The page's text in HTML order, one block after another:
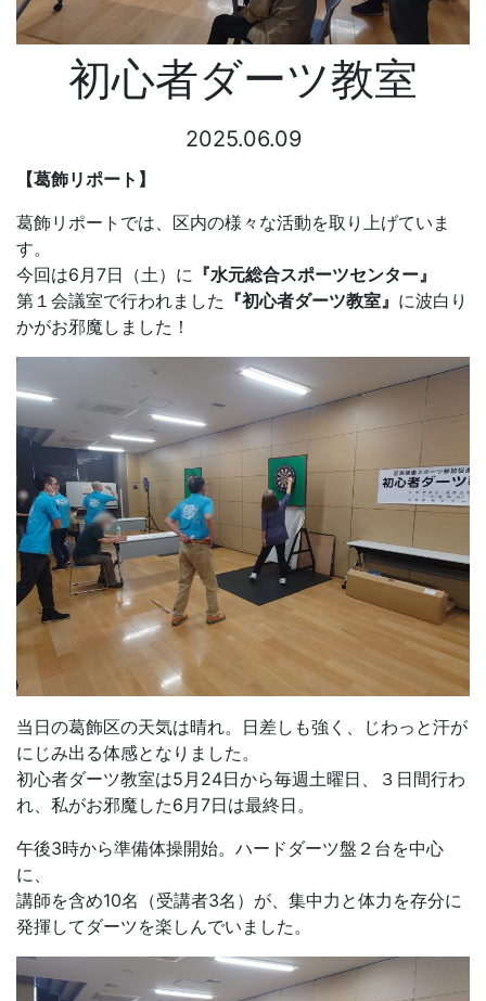
初心者ダーツ教室
2025.06.09
【葛飾リポート】
葛飾リポートでは、区内の様々な活動を取り上げていま
す。
今回は6月7日（土）に 『水元総合スポーツセンター』
第１会議室で行われました 『初心者ダーツ教室』 に波白り
かがお邪魔しました！
当日の葛飾区の天気は晴れ。日差しも強く、じわっと汗が
にじみ出る体感となりました。
初心者ダーツ教室は5月24日から毎週土曜日、３日間行わ
れ、私がお邪魔した6月7日は最終日。
午後3時から準備体操開始。ハードダーツ盤２台を中心
に、
講師を含め10名（受講者3名）が、集中力と体力を存分に
発揮してダーツを楽しんでいました。